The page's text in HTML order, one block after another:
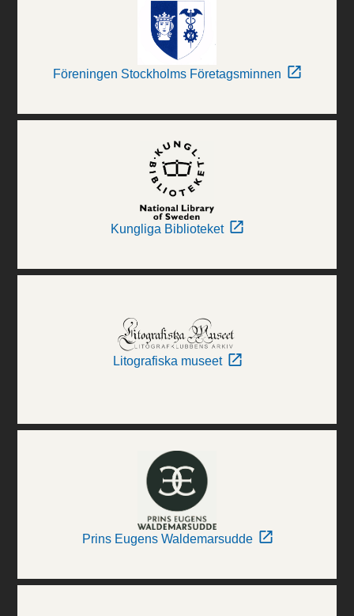
Föreningen Stockholms Företagsminnen
Kungliga Biblioteket
Litografiska museet
Prins Eugens Waldemarsudde